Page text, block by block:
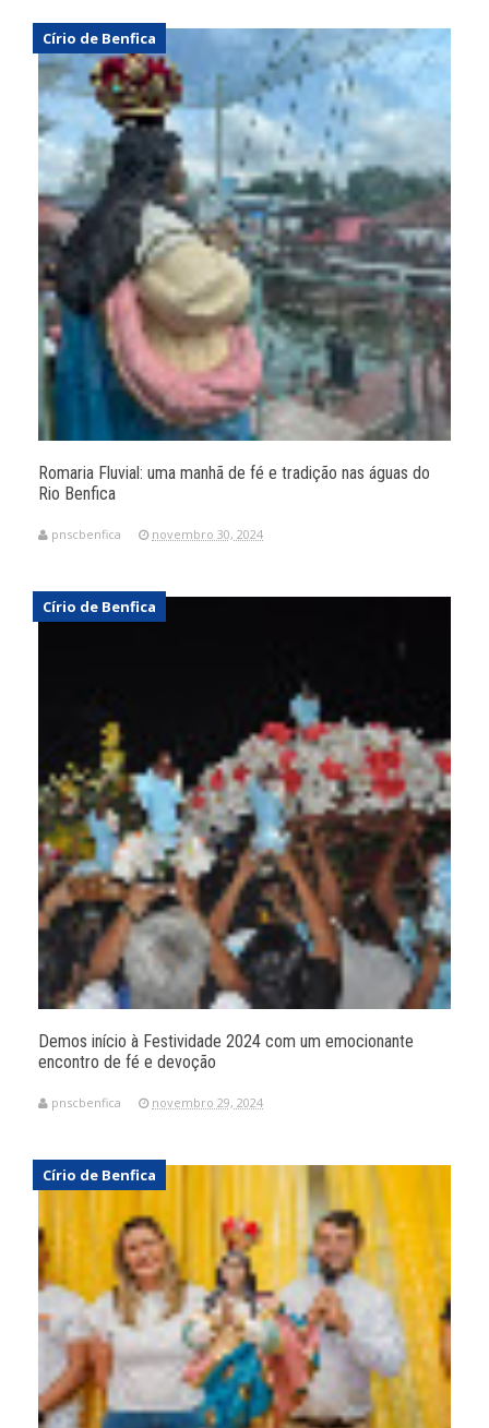
Romaria Fluvial: uma manhã de fé e tradição nas águas do
Rio Benfica
Círio de Benfica
pnscbenfica novembro 30, 2024
Demos início à Festividade 2024 com um emocionante
encontro de fé e devoção
Círio de Benfica
pnscbenfica novembro 29, 2024
Círio de Benfica